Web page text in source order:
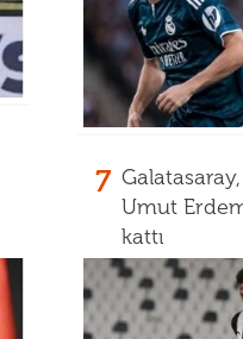
7
Umut
kattı